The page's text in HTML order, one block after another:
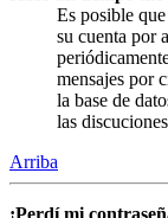
Es posible
su cuenta por
mensajes por
la base de
las
Arriba
¡Perdí mi